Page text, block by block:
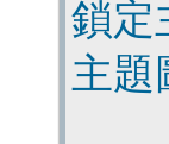
鎖定
主題